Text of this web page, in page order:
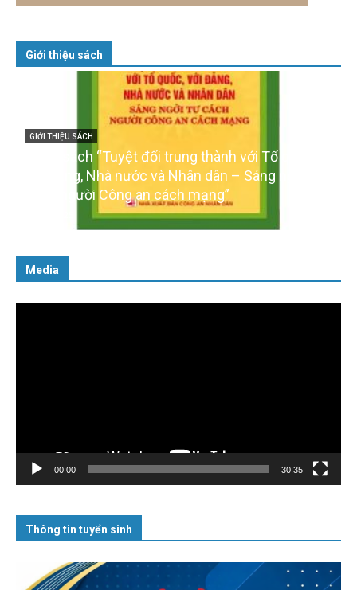
Giới thiệu sách
GIỚI THIỆU SÁCH
Cuốn sách “Tuyệt đối trung thành với Tổ quốc,
với Đảng, Nhà nước và Nhân dân – Sáng ngời tư
cách người Công an cách mạng”
Media
00:00 30:35
Thông tin tuyển sinh